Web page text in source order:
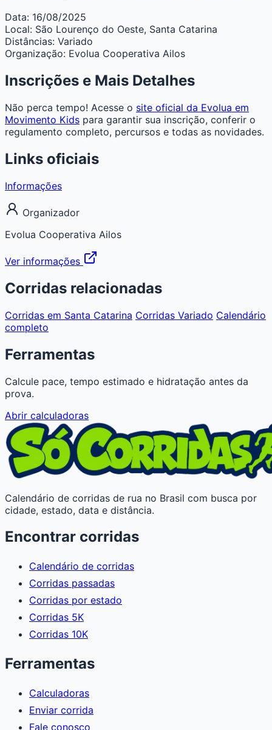
Data: 16/08/2025
Local: São Lourenço do Oeste, Santa Catarina
Distâncias: Variado
Organização: Evolua Cooperativa Ailos
Inscrições e Mais Detalhes
Não perca tempo! Acesse o site oficial da Evolua em
Movimento Kids para garantir sua inscrição, conferir o
regulamento completo, percursos e todas as novidades.
Links oficiais
Informações
Organizador
Evolua Cooperativa Ailos
Ver informações
Corridas relacionadas
Corridas em Santa Catarina Corridas Variado Calendário
completo
Ferramentas
Calcule pace, tempo estimado e hidratação antes da
prova.
Abrir calculadoras
Calendário de corridas de rua no Brasil com busca por
cidade, estado, data e distância.
Encontrar corridas
Calendário de corridas
Corridas passadas
Corridas por estado
Corridas 5K
Corridas 10K
Ferramentas
Calculadoras
Enviar corrida
Fale conosco